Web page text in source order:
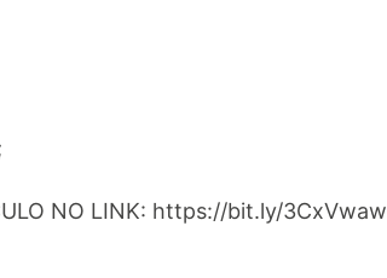
NO LINK: https://bit.ly/3CxVwaw